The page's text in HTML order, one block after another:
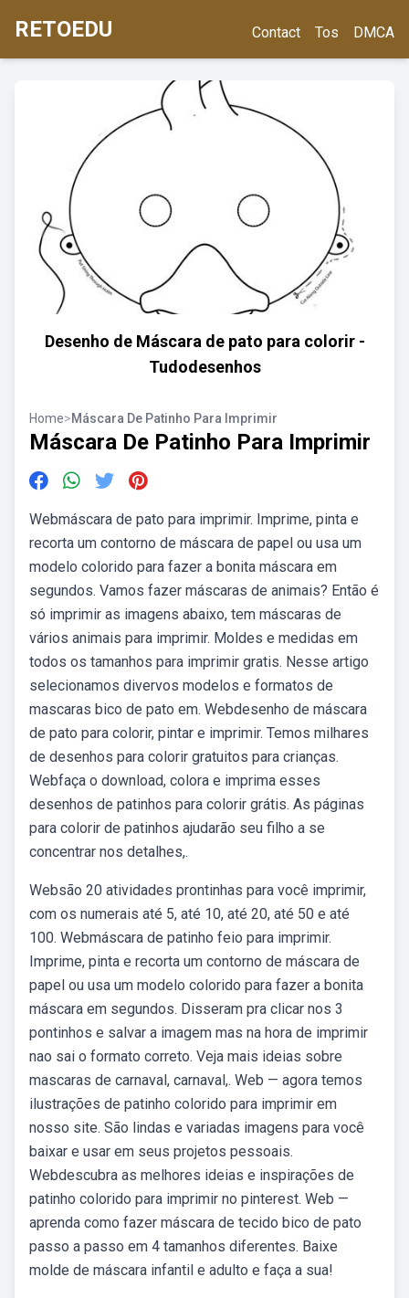
RETOEDU Contact Tos DMCA
Desenho de Máscara de pato para colorir -
Tudodesenhos
Home>Máscara De Patinho Para Imprimir
Máscara De Patinho Para Imprimir
Webmáscara de pato para imprimir. Imprime, pinta e
recorta um contorno de máscara de papel ou usa um
modelo colorido para fazer a bonita máscara em
segundos. Vamos fazer máscaras de animais? Então é
só imprimir as imagens abaixo, tem máscaras de
vários animais para imprimir. Moldes e medidas em
todos os tamanhos para imprimir gratis. Nesse artigo
selecionamos divervos modelos e formatos de
mascaras bico de pato em. Webdesenho de máscara
de pato para colorir, pintar e imprimir. Temos milhares
de desenhos para colorir gratuitos para crianças.
Webfaça o download, colora e imprima esses
desenhos de patinhos para colorir grátis. As páginas
para colorir de patinhos ajudarão seu filho a se
concentrar nos detalhes,.
Websão 20 atividades prontinhas para você imprimir,
com os numerais até 5, até 10, até 20, até 50 e até
100. Webmáscara de patinho feio para imprimir.
Imprime, pinta e recorta um contorno de máscara de
papel ou usa um modelo colorido para fazer a bonita
máscara em segundos. Disseram pra clicar nos 3
pontinhos e salvar a imagem mas na hora de imprimir
nao sai o formato correto. Veja mais ideias sobre
mascaras de carnaval, carnaval,. Web — agora temos
ilustrações de patinho colorido para imprimir em
nosso site. São lindas e variadas imagens para você
baixar e usar em seus projetos pessoais.
Webdescubra as melhores ideias e inspirações de
patinho colorido para imprimir no pinterest. Web —
aprenda como fazer máscara de tecido bico de pato
passo a passo em 4 tamanhos diferentes. Baixe
molde de máscara infantil e adulto e faça a sua!